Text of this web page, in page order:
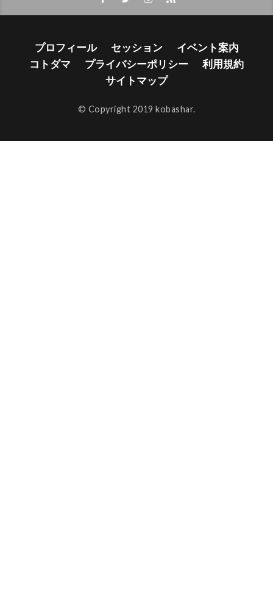
プロフィール セッション
イベント案内
コトダマ
プライバシーポリシー
利用規約
サイトマップ
© Copyright 2019 kobashar.